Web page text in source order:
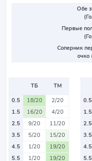
Обе
Первые
Соперник
очко
ТБ
ТМ
0.5
18/20
2/20
1.5
16/20
4/20
2.5
9/20
11/20
3.5
5/20
15/20
4.5
1/20
19/20
5.5
1/20
19/20
0.5
1.5
2.5
3.5
4.5
5.5